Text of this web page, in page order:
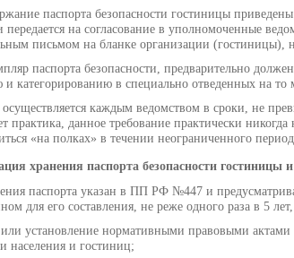
паспорта безопасности гостиницы
передается на согласование в уполномоченные
письмом на бланке организации (гостиницы),
паспорта безопасности, предварительно
и категорированию в специально отведенных на то
осуществляется каждым ведомством в сроки, не
практика, данное требование практически
«на полках» в течении неограниченного
хранения паспорта безопасности гостиницы
паспорта указан в ПП РФ №447 и
для его составления, не реже одного раза в 5
установление нормативными правовыми
населения и гостиниц;